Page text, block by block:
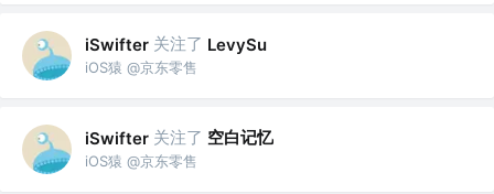
iSwifter 关注了 LevySu
iOS猿 @京东零售
iSwifter 关注了 空白记忆
iOS猿 @京东零售